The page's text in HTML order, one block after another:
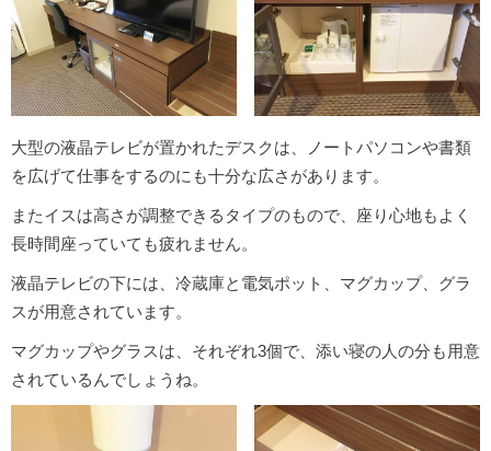
大型の液晶テレビが置かれたデスクは、ノートパソコンや書類
を広げて仕事をするのにも十分な広さがあります。
またイスは高さが調整できるタイプのもので、座り心地もよく
長時間座っていても疲れません。
液晶テレビの下には、冷蔵庫と電気ポット、マグカップ、グラ
スが用意されています。
マグカップやグラスは、それぞれ3個で、添い寝の人の分も用意
されているんでしょうね。